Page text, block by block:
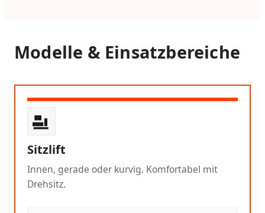
Modelle & Einsatzbereiche
Sitzlift
Innen, gerade oder kurvig. Komfortabel mit
Drehsitz.